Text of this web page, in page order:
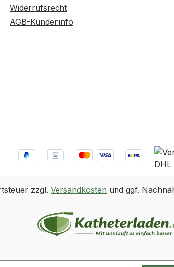
Widerrufsrecht
AGB-Kundeninfo
zzgl. Versandkosten und ggf.